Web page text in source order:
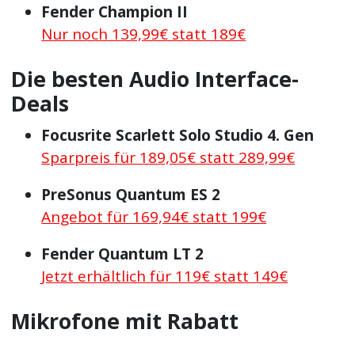
Fender Champion II
Nur noch 139,99€ statt 189€
Die besten Audio Interface-
Deals
Focusrite Scarlett Solo Studio 4. Gen
Sparpreis für 189,05€ statt 289,99€
PreSonus Quantum ES 2
Angebot für 169,94€ statt 199€
Fender Quantum LT 2
Jetzt erhältlich für 119€ statt 149€
Mikrofone mit Rabatt